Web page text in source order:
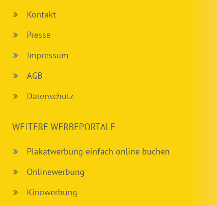
Kontakt
Presse
Impressum
AGB
Datenschutz
WEITERE WERBEPORTALE
Plakatwerbung einfach online buchen
Onlinewerbung
Kinowerbung